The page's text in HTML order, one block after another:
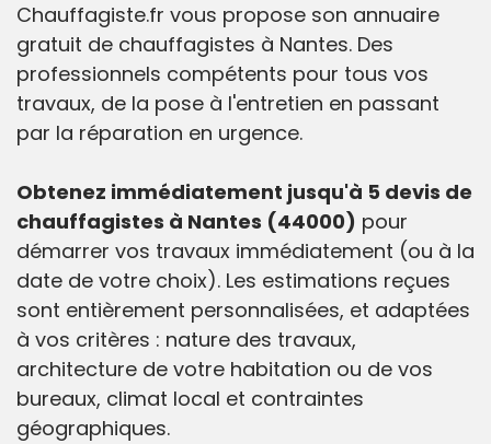
Chauffagiste.fr vous propose son annuaire
gratuit de chauffagistes à Nantes. Des
professionnels compétents pour tous vos
travaux, de la pose à l'entretien en passant
par la réparation en urgence.
Obtenez immédiatement jusqu'à 5 devis de
chauffagistes à Nantes (44000) pour
démarrer vos travaux immédiatement (ou à la
date de votre choix). Les estimations reçues
sont entièrement personnalisées, et adaptées
à vos critères : nature des travaux,
architecture de votre habitation ou de vos
bureaux, climat local et contraintes
géographiques.